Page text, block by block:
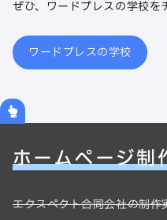
ぜひ、ワードプレスの学校を
ワードプレスの学校
ホームページ制
エクスペクト合同会社の制作